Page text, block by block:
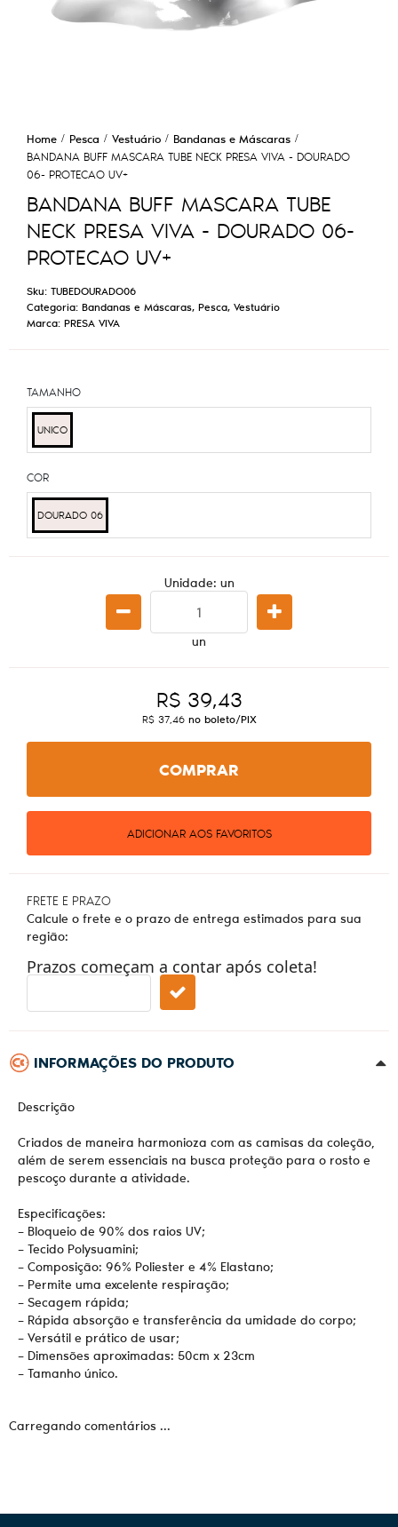
Home Pesca Vestuário
Bandanas e Máscaras
BANDANA BUFF MASCARA TUBE NECK PRESA VIVA - DOURADO
06- PROTECAO UV+
BANDANA BUFF MASCARA TUBE
NECK PRESA VIVA - DOURADO 06-
PROTECAO UV+
Sku: TUBEDOURADO06
Categoria: Bandanas e Máscaras, Pesca, Vestuário
Marca: PRESA VIVA
TAMANHO
UNICO
COR
DOURADO 06
Unidade: un
un
R$ 39,43
R$ 37,46no boleto/PIX
COMPRAR
ADICIONAR AOS FAVORITOS
FRETE E PRAZO
Calcule o frete e o prazo de entrega estimados para sua
região:
Prazos começam a contar após coleta!
INFORMAÇÕES DO PRODUTO
Descrição
Criados de maneira harmonioza com as camisas da coleção,
além de serem essenciais na busca proteção para o rosto e
pescoço durante a atividade.
Especificações:
– Bloqueio de 90% dos raios UV;
– Tecido Polysuamini;
– Composição: 96% Poliester e 4% Elastano;
– Permite uma excelente respiração;
– Secagem rápida;
– Rápida absorção e transferência da umidade do corpo;
– Versátil e prático de usar;
– Dimensões aproximadas: 50cm x 23cm
– Tamanho único.
Carregando comentários ...